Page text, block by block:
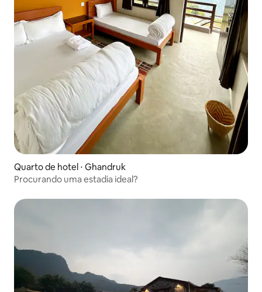
Quarto de hotel ⋅ Ghandruk
Procurando uma estadia ideal?